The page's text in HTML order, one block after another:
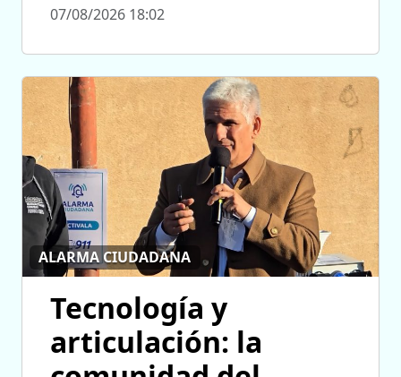
07/08/2026 18:02
ALARMA CIUDADANA
Tecnología y
articulación: la